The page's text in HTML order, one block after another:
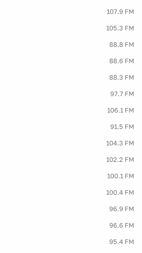
107.9 FM
105.3 FM
88.8 FM
88.6 FM
88.3 FM
97.7 FM
106.1 FM
91.5 FM
104.3 FM
102.2 FM
100.1 FM
100.4 FM
96.9 FM
96.6 FM
95.4 FM